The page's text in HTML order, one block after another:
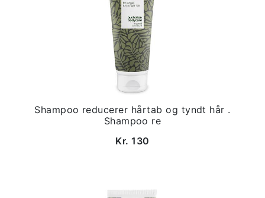
Shampoo reducerer hårtab og tyndt hår .
Shampoo re
Kr. 130